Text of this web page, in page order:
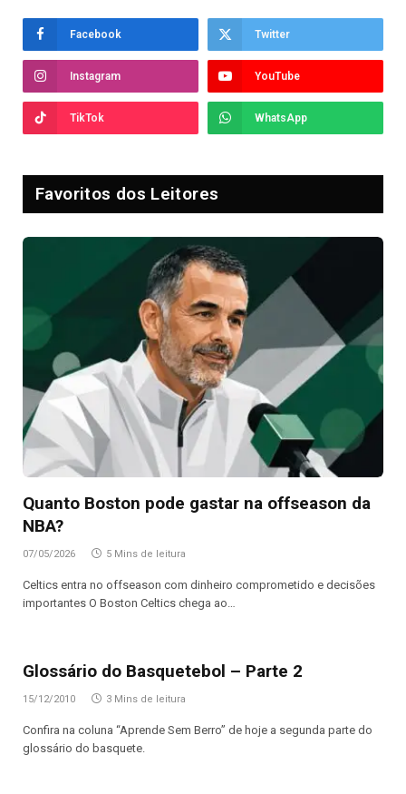
Facebook Twitter
Instagram YouTube
TikTok WhatsApp
Favoritos dos Leitores
Quanto Boston pode gastar na offseason da
NBA?
07/05/2026 5 Mins de leitura
Celtics entra no offseason com dinheiro comprometido e decisões
importantes O Boston Celtics chega ao…
Glossário do Basquetebol – Parte 2
15/12/2010 3 Mins de leitura
Confira na coluna “Aprende Sem Berro” de hoje a segunda parte do
glossário do basquete.